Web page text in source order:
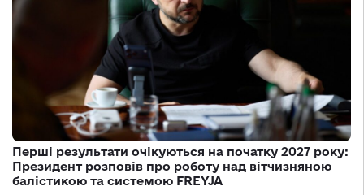
Перші результати очікуються на початку 2027 року:
Президент розповів про роботу над вітчизняною
балістикою та системою FREYJA